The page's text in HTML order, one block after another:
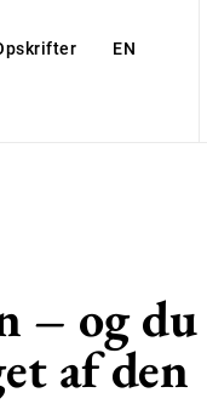
EN
– og du
af den